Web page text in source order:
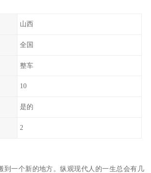
山西
全国
整车
10
是的
2
到一个新的地方。纵观现代人的一生总会有几